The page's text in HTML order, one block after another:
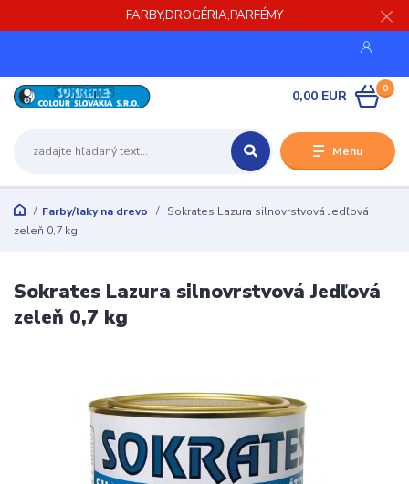
FARBY,DROGÉRIA,PARFÉMY
Menu
0
0,00 EUR
Farby/laky na drevo
Sokrates Lazura silnovrstvová Jedľová
zeleň 0,7 kg
Sokrates Lazura silnovrstvová Jedľová
zeleň 0,7 kg